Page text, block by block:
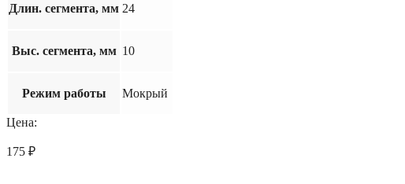
Длин. сегмента, мм 24
Выс. сегмента, мм 10
Режим работы Мокрый
Цена:
175 ₽